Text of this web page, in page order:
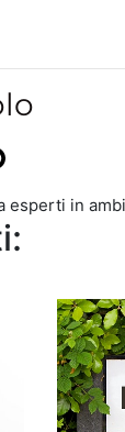
in